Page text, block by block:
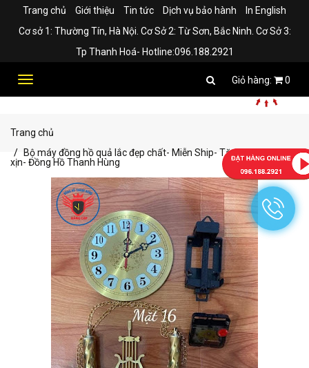
Trang chủ Giới thiệu Tin tức Dịch vụ bảo hành
In English
Cơ sở 1: Thường Tín, Hà Nội. Cơ Sở 2: Từ Sơn, Bắc Ninh. Cơ Sở 3:
Tp Thanh Hoá- Hotline:096.188.2921
Toggle
0
Trang chủ
Bộ máy đồng hồ quả lắc đẹp chất- Miễn Ship- Tặng kèm pin
xịn- Đồng Hồ Thanh Hùng